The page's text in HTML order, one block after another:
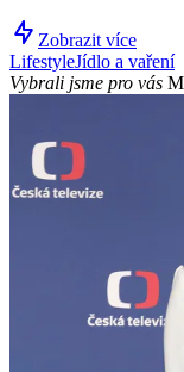
Zobrazit více
LifestyleJídlo a vaření
Vybrali jsme pro vás